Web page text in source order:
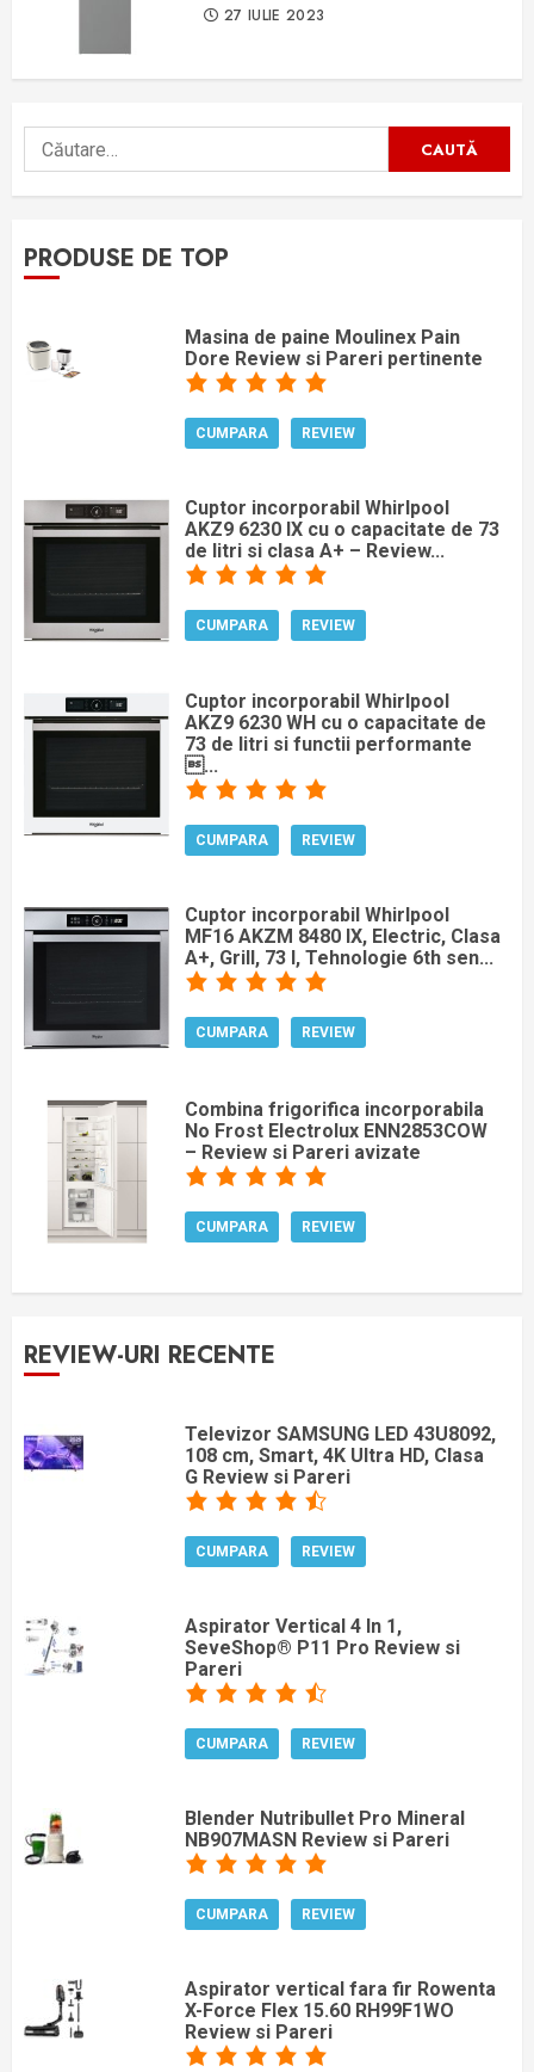
27 IULIE 2023
Caută
după:
PRODUSE DE TOP
Masina de paine Moulinex Pain
Dore Review si Pareri pertinente
CUMPARA REVIEW
Cuptor incorporabil Whirlpool
AKZ9 6230 IX cu o capacitate de 73
de litri si clasa A+ – Review...
CUMPARA REVIEW
Cuptor incorporabil Whirlpool
AKZ9 6230 WH cu o capacitate de
73 de litri si functii performante
...
CUMPARA REVIEW
Cuptor incorporabil Whirlpool
MF16 AKZM 8480 IX, Electric, Clasa
A+, Grill, 73 l, Tehnologie 6th sen...
CUMPARA REVIEW
Combina frigorifica incorporabila
No Frost Electrolux ENN2853COW
– Review si Pareri avizate
CUMPARA REVIEW
REVIEW-URI RECENTE
Televizor SAMSUNG LED 43U8092,
108 cm, Smart, 4K Ultra HD, Clasa
G Review si Pareri
CUMPARA REVIEW
Aspirator Vertical 4 In 1,
SeveShop® P11 Pro Review si
Pareri
CUMPARA REVIEW
Blender Nutribullet Pro Mineral
NB907MASN Review si Pareri
CUMPARA REVIEW
Aspirator vertical fara fir Rowenta
X-Force Flex 15.60 RH99F1WO
Review si Pareri